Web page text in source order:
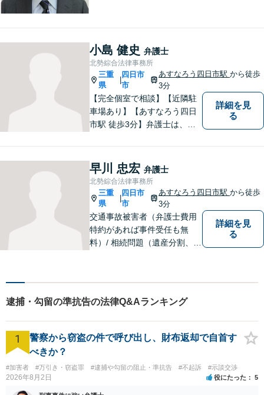
して、一緒に解決方法を考え
る手助けをさせていただけれ
ばと思いますので、お気軽に
ご相談ください。
小島 健史 弁護士
北勢綜合法律事務所
三重
県
四日市
市
あすなろう四日市駅 から徒歩
3分
【完全個室で相談】【近隣駐
車場あり】【あすなろう四日
市駅 徒歩3分】弁護士は、依
わからないことがあれば、何
でも聞いてください。 問題解
決に向かって一緒に頑張りま
しょう。
詳細を見
る
早川 忠宏 弁護士
北勢綜合法律事務所
三重
県
四日市
市
あすなろう四日市駅 から徒歩
3分
交通事故被害者（弁護士費用
特約があれば事件受任も無
料）/ 相続問題（遺産分割、遺
詳細を見
る
逮捕・勾留の準抗告の法律Q&Aランキング
1
警察から窃盗の件で呼び出し、財布返却で自首す
べきか？
#加害者 #万引き・窃盗罪 #逮捕や勾留の阻止・準抗告 #不起訴 #示談交渉
2026年8月2日 役にたった 5